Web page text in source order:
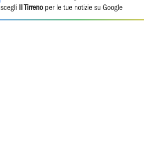
scegli
Il Tirrenoper le tue notizie su Google